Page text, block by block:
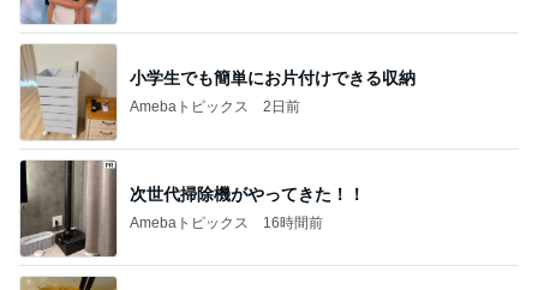
小学生でも簡単にお片付けできる収納
Amebaトピックス 2日前
次世代掃除機がやってきた！！
Amebaトピックス 16時間前